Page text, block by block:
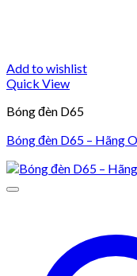
Add to wishlist
Quick View
Bóng đèn D65
Bóng đèn D65 – Hãng